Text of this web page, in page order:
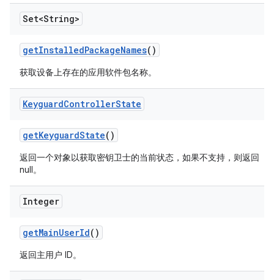
Set<String>
getInstalledPackageNames()
获取设备上存在的应用软件包名称。
KeyguardControllerState
getKeyguardState()
返回一个对象以获取密钥卫士的当前状态，如果不支持，则返回
null。
Integer
getMainUserId()
返回主用户 ID。